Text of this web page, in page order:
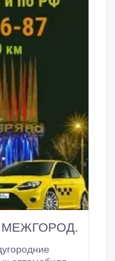
МЕЖГОРОД.